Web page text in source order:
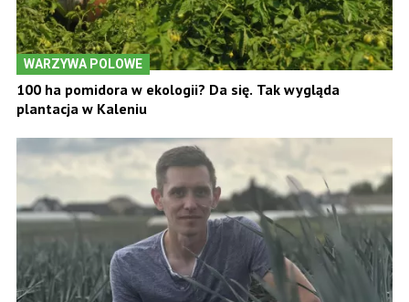
WARZYWA POLOWE
100 ha pomidora w ekologii? Da się. Tak wygląda
plantacja w Kaleniu